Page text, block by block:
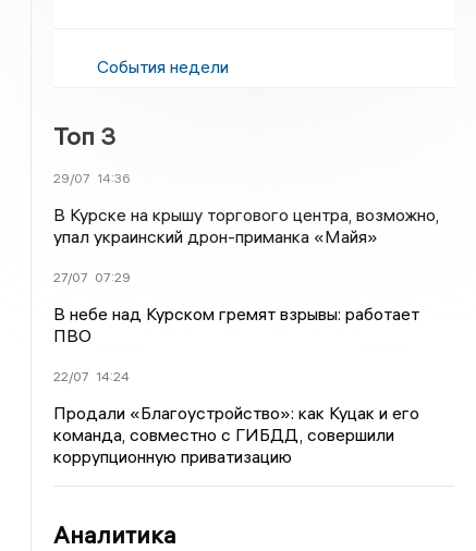
События недели
Топ 3
29/07 14:36
В Курске на крышу торгового центра, возможно,
упал украинский дрон-приманка «Майя»
27/07 07:29
В небе над Курском гремят взрывы: работает
ПВО
22/07 14:24
Продали «Благоустройство»: как Куцак и его
команда, совместно с ГИБДД, совершили
коррупционную приватизацию
Аналитика